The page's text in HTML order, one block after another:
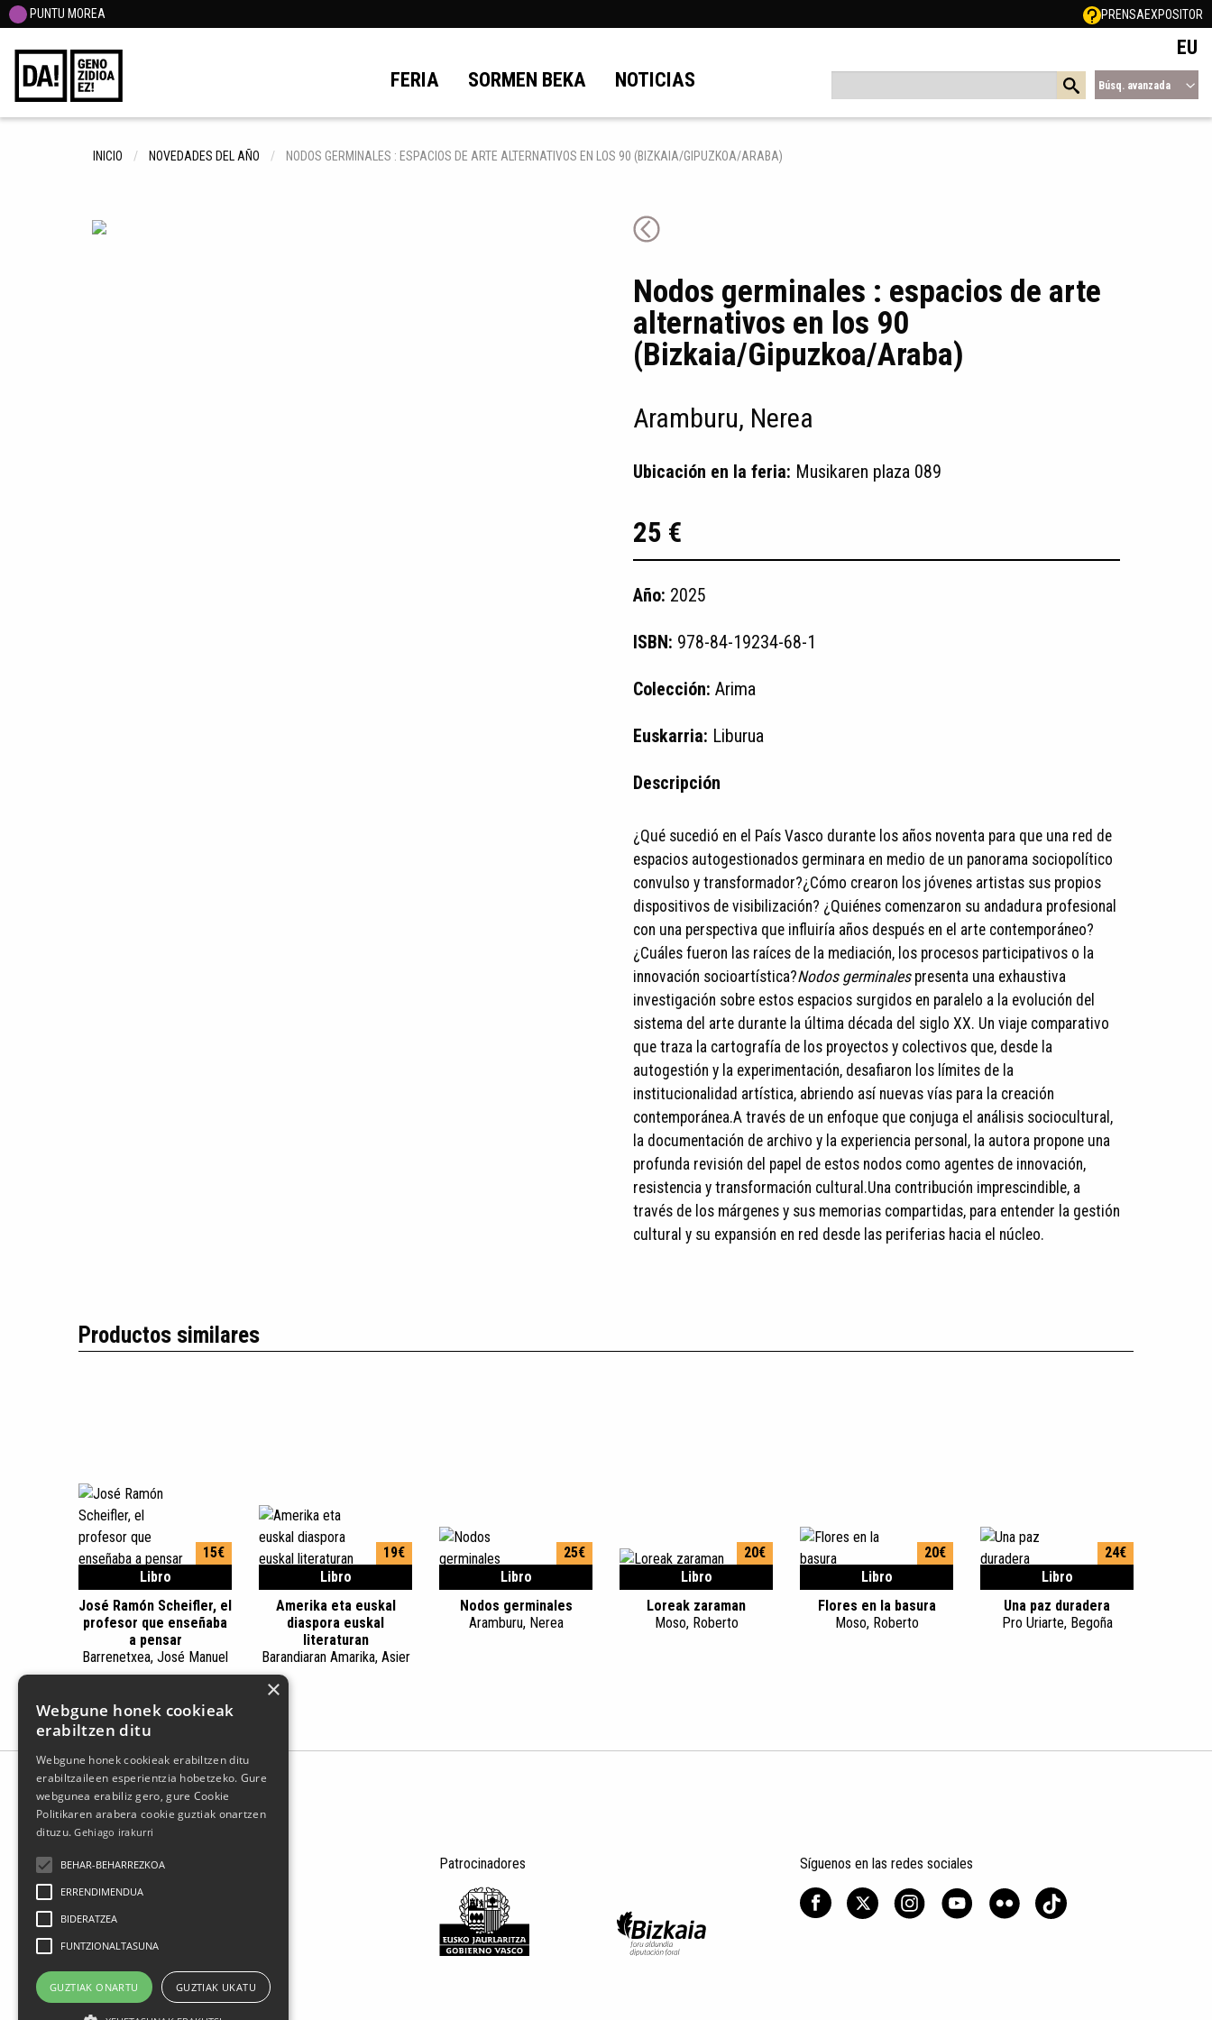
PUNTU MOREA PRENSAEXPOSITOR
FERIA SORMEN BEKA NOTICIAS
EU
Búsq. avanzada
INICIO NOVEDADES DEL AÑO NODOS GERMINALES : ESPACIOS DE ARTE ALTERNATIVOS EN LOS 90 (BIZKAIA/GIPUZKOA/ARABA)
Nodos germinales : espacios de arte
alternativos en los 90
(Bizkaia/Gipuzkoa/Araba)
Aramburu, Nerea
Ubicación en la feria: Musikaren plaza 089
25 €
Año: 2025
ISBN: 978-84-19234-68-1
Colección: Arima
Euskarria: Liburua
Descripción
¿Qué sucedió en el País Vasco durante los años noventa para que una red de
espacios autogestionados germinara en medio de un panorama sociopolítico
convulso y transformador?¿Cómo crearon los jóvenes artistas sus propios
dispositivos de visibilización? ¿Quiénes comenzaron su andadura profesional
con una perspectiva que influiría años después en el arte contemporáneo?
¿Cuáles fueron las raíces de la mediación, los procesos participativos o la
innovación socioartística?Nodos germinalespresenta una exhaustiva
investigación sobre estos espacios surgidos en paralelo a la evolución del
sistema del arte durante la última década del siglo XX. Un viaje comparativo
que traza la cartografía de los proyectos y colectivos que, desde la
autogestión y la experimentación, desafiaron los límites de la
institucionalidad artística, abriendo así nuevas vías para la creación
contemporánea.A través de un enfoque que conjuga el análisis sociocultural,
la documentación de archivo y la experiencia personal, la autora propone una
profunda revisión del papel de estos nodos como agentes de innovación,
resistencia y transformación cultural.Una contribución imprescindible, a
través de los márgenes y sus memorias compartidas, para entender la gestión
cultural y su expansión en red desde las periferias hacia el núcleo.
Productos similares
Libro
15€
José Ramón Scheifler, el
profesor que enseñaba
a pensar
Barrenetxea, José Manuel
Libro
19€
Amerika eta euskal
diaspora euskal
literaturan
Barandiaran Amarika, Asier
Libro
25€
Nodos germinales
Aramburu, Nerea
Libro
20€
Loreak zaraman
Moso, Roberto
Libro
20€
Flores en la basura
Moso, Roberto
Libro
24€
Una paz duradera
Pro Uriarte, Begoña
Tel.: 94 681 80 66
gerediaga@durangokoazoka.eus
Patrocinadores Síguenos en las redes sociales
×
Webgune honek cookieak
erabiltzen ditu
Webgune honek cookieak erabiltzen ditu
erabiltzaileen esperientzia hobetzeko. Gure
webgunea erabiliz gero, gure Cookie
Politikaren arabera cookie guztiak onartzen
dituzu.Gehiago irakurri
BEHAR-BEHARREZKOA
ERRENDIMENDUA
BIDERATZEA
FUNTZIONALTASUNA
GUZTIAK ONARTU GUZTIAK UKATU